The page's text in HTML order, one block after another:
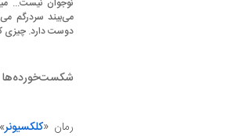
می‌بیند سردرگم
دوست دارد. چیزی
شکست‌خورده‌ها
رمان «کلکسیونر